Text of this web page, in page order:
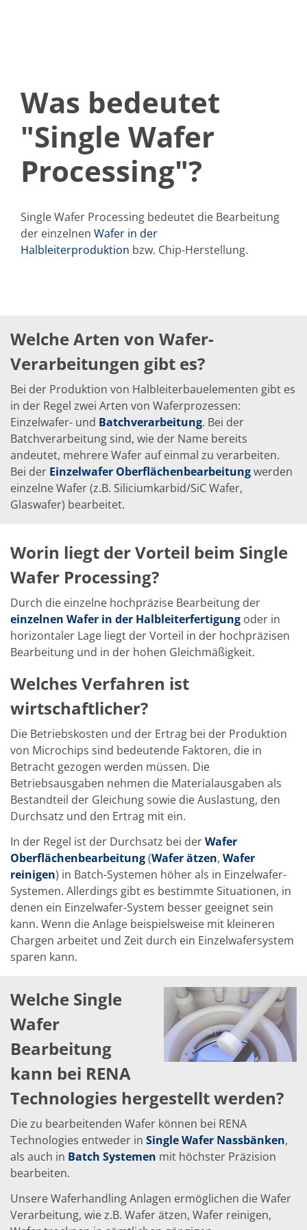
Glas Anwendungen
Through glass vias (TGV)
Laser & Ätzen
Kundenspezifische Lösungen
Rolle zu Rolle
Kunststoffverarbeitung
Service
Digital Services
Service Level Agreements
Ersatzteilservice
Upgrades
SiEtch – KOH-Ätzen
Texturierung
Innovationen
Battery Technology
Fortschrittliches chemisches Ätzen
Proprietäre Software
FlowLogX - Smart Connectivity Platform
Infocenter
Downloads
Presse
News
Messen
Carrier
DI Wasser
Fab
SECS/GEM
Einzelwafer Bearbeitung
TruEtch®
Marangoni Dryer
Karriere
Ausbildung & Studium
RENA_Benefits
Ausbildung
Studium
Praktikum
News Ausbildung & Studium
RENA als Arbeitgeber
Bewerben bei RENA
Stellenangebote
Kontakt
Kontaktformular Lieferant
Kontaktformular
Kontaktformular Service
Internationale Kontakte
Kontakt Customer Service
Expert Blog
Was bedeutet
"Single Wafer
Processing"?
Single Wafer Processing bedeutet die Bearbeitung
der einzelnen Wafer in der
Halbleiterproduktion bzw. Chip-Herstellung.
Welche Arten von Wafer-
Verarbeitungen gibt es?
Bei der Produktion von Halbleiterbauelementen gibt es
in der Regel zwei Arten von Waferprozessen:
Einzelwafer- und Batchverarbeitung. Bei der
Batchverarbeitung sind, wie der Name bereits
andeutet, mehrere Wafer auf einmal zu verarbeiten.
Bei der Einzelwafer Oberflächenbearbeitungwerden
einzelne Wafer (z.B. Siliciumkarbid/SiC Wafer,
Glaswafer) bearbeitet.
Worin liegt der Vorteil beim Single
Wafer Processing?
Durch die einzelne hochpräzise Bearbeitung der
einzelnen Wafer in der Halbleiterfertigung oder in
horizontaler Lage liegt der Vorteil in der hochpräzisen
Bearbeitung und in der hohen Gleichmäßigkeit.
Welches Verfahren ist
wirtschaftlicher?
Die Betriebskosten und der Ertrag bei der Produktion
von Microchips sind bedeutende Faktoren, die in
Betracht gezogen werden müssen. Die
Betriebsausgaben nehmen die Materialausgaben als
Bestandteil der Gleichung sowie die Auslastung, den
Durchsatz und den Ertrag mit ein.
In der Regel ist der Durchsatz bei derWafer
Oberflächenbearbeitung(Wafer ätzen, Wafer
reinigen) in Batch-Systemen höher als in Einzelwafer-
Systemen. Allerdings gibt es bestimmte Situationen, in
denen ein Einzelwafer-System besser geeignet sein
kann. Wenn die Anlage beispielsweise mit kleineren
Chargen arbeitet und Zeit durch ein Einzelwafersystem
sparen kann.
Welche Single
Wafer
Bearbeitung
kann bei RENA
Technologies hergestellt werden?
Die zu bearbeitenden Wafer können bei RENA
Technologies entweder in Single Wafer Nassbänken,
als auch in Batch Systemen mit höchster Präzision
bearbeiten.
Unsere Waferhandling Anlagen ermöglichen die Wafer
Verarbeitung, wie z.B. Wafer ätzen, Wafer reinigen,